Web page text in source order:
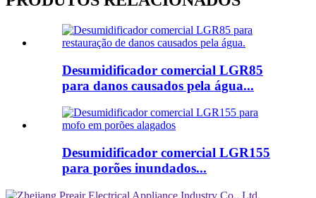
Desumidificador comercial LGR85
para danos causados ​​pela água...
Desumidificador comercial LGR155
para porões inundados...